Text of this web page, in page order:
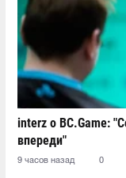
interz о BC.Game:
впереди"
9 часов назад 0